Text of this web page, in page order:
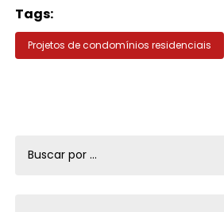
Tags:
Projetos de condomínios residenciais